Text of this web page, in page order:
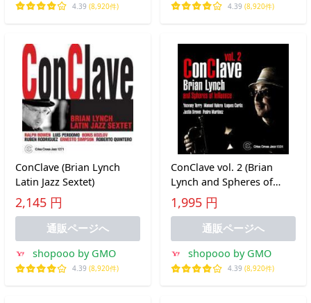
4.39 (8,920件) 4.39 (8,920件)
ConClave (Brian Lynch
Latin Jazz Sextet)
2,145 円
通販ページへ
shopooo by GMO
4.39 (8,920件)
ConClave vol. 2 (Brian
Lynch and Spheres of
Influence)
1,995 円
通販ページへ
shopooo by GMO
4.39 (8,920件)